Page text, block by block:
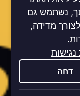
נשתמש גם
מדידה,
דחה